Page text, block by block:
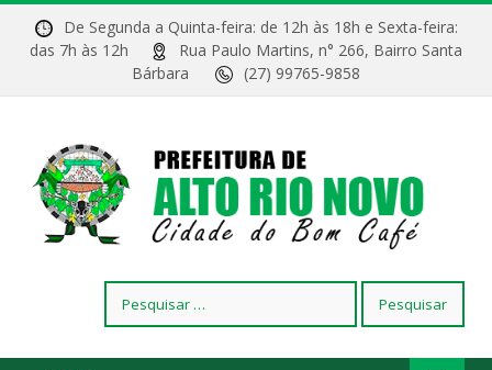
De Segunda a Quinta-feira: de 12h às 18h e Sexta-feira:
das 7h às 12h
Rua Paulo Martins, n° 266, Bairro Santa
Bárbara
(27) 99765-9858
por: